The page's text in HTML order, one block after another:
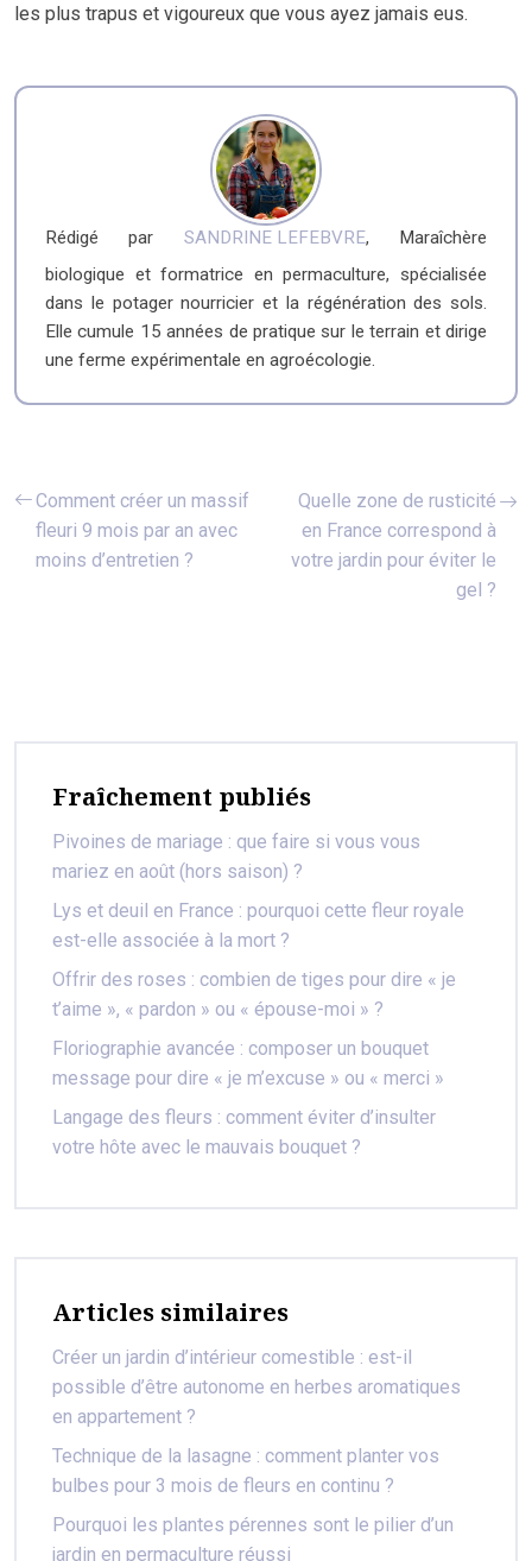
les plus trapus et vigoureux que vous ayez jamais eus.
Rédigé par SANDRINE LEFEBVRE, Maraîchère
biologique et formatrice en permaculture, spécialisée
dans le potager nourricier et la régénération des sols.
Elle cumule 15 années de pratique sur le terrain et dirige
une ferme expérimentale en agroécologie.
Comment créer un massif
fleuri 9 mois par an avec
moins d’entretien ?
Quelle zone de rusticité
en France correspond à
votre jardin pour éviter le
gel ?
Fraîchement publiés
Pivoines de mariage : que faire si vous vous
mariez en août (hors saison) ?
Lys et deuil en France : pourquoi cette fleur royale
est-elle associée à la mort ?
Offrir des roses : combien de tiges pour dire « je
t’aime », « pardon » ou « épouse-moi » ?
Floriographie avancée : composer un bouquet
message pour dire « je m’excuse » ou « merci »
Langage des fleurs : comment éviter d’insulter
votre hôte avec le mauvais bouquet ?
Articles similaires
Créer un jardin d’intérieur comestible : est-il
possible d’être autonome en herbes aromatiques
en appartement ?
Technique de la lasagne : comment planter vos
bulbes pour 3 mois de fleurs en continu ?
Pourquoi les plantes pérennes sont le pilier d’un
jardin en permaculture réussi